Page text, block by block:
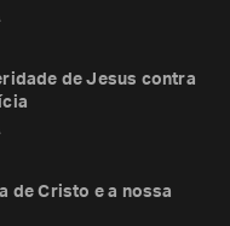
de Jesus contra
de Cristo e a nossa